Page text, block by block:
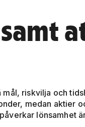
riskvilja och
medan aktier
lönsamhet